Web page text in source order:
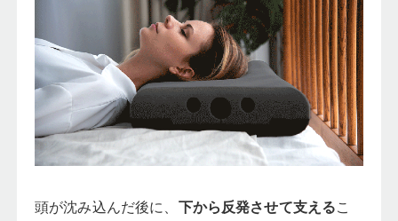
頭が沈み込んだ後に、 下から反発させて支えるこ